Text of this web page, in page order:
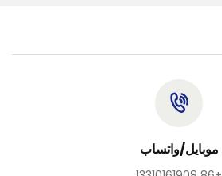
موبايل/واتساب